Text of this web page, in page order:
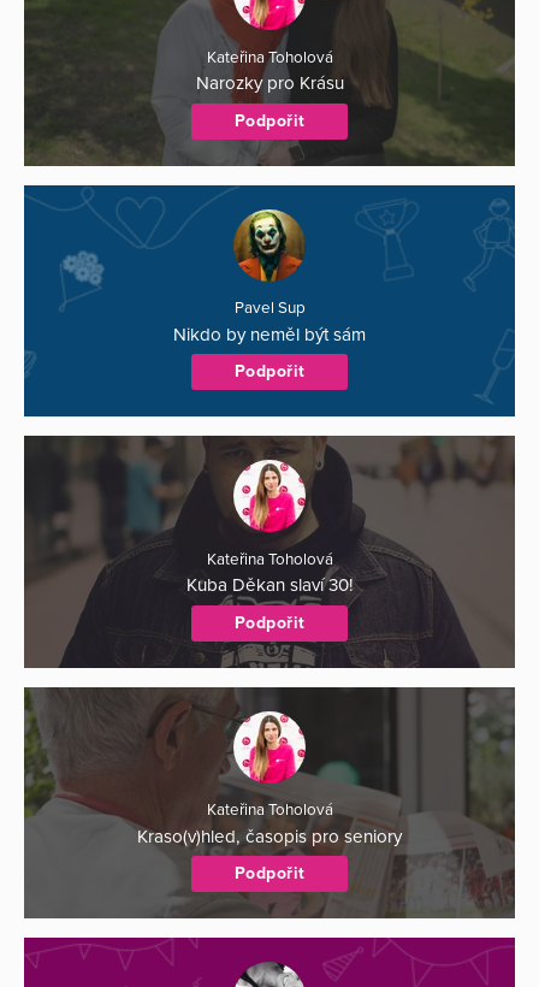
Kateřina Toholová
Narozky pro Krásu
Podpořit
Pavel Sup
Nikdo by neměl být sám
Podpořit
Kateřina Toholová
Kuba Děkan slaví 30!
Podpořit
Kateřina Toholová
Kraso(v)hled, časopis pro seniory
Podpořit